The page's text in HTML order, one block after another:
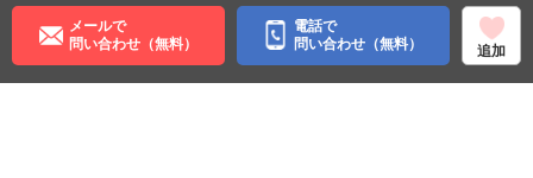
芽室駅 徒歩26分
北海道河西郡芽室町西七条
９丁目
大成駅
北海道
ろ二条北
メールで
問い合わせ（無料）
電話で
問い合わせ（無料）
追加